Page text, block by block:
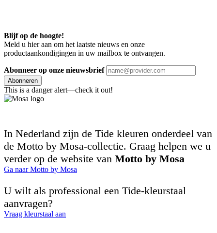
Blijf op de hoogte!
Meld u hier aan om het laatste nieuws en onze
productaankondigingen in uw mailbox te ontvangen.
Abonneer op onze nieuwsbrief
Abonneren
This is a danger alert—check it out!
In Nederland zijn de Tide kleuren onderdeel van
de Motto by Mosa-collectie. Graag helpen we u
verder op de website van Motto by Mosa
Ga naar Motto by Mosa
U wilt als professional een Tide-kleurstaal
aanvragen?
Vraag kleurstaal aan